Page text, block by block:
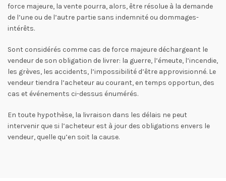
force majeure, la vente pourra, alors, être résolue à la demande
de l’une ou de l’autre partie sans indemnité ou dommages-
intérêts.
Sont considérés comme cas de force majeure déchargeant le
vendeur de son obligation de livrer: la guerre, l’émeute, l’incendie,
les grèves, les accidents, l’impossibilité d’être approvisionné. Le
vendeur tiendra l’acheteur au courant, en temps opportun, des
cas et événements ci-dessus énumérés.
En toute hypothèse, la livraison dans les délais ne peut
intervenir que si l’acheteur est à jour des obligations envers le
vendeur, quelle qu’en soit la cause.